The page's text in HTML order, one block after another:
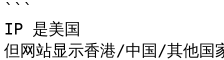
```
IP 是美国
但网站显示香港/中国/其他国